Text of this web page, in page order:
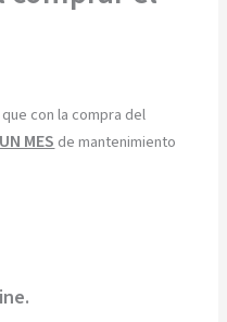
con la compra del
UN MES de mantenimiento